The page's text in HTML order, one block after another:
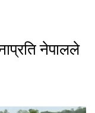
नेपालले